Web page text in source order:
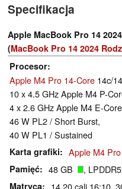
Specifikacja
Apple MacBook Pro 14
(MacBook Pro 14 2024
Procesor
Apple M4 Pro 14-Core 14c/
10 x 4.5 GHz Apple M4 P-
4 x 2.6 GHz Apple M4 E-
46 W PL2 / Short Burst,
40 W PL1 / Sustained
Karta grafiki Apple M4
Pamięć 48 GB ,
Matryca
14.20 cali 16:10,